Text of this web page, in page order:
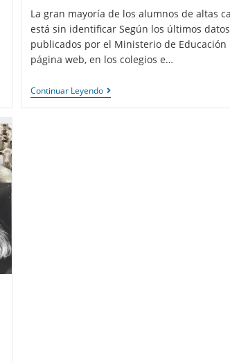
La gran mayoría de los alumnos de altas
está sin identificar Según los últimos datos
publicados por el Ministerio de Educación
página web, en los colegios e…
Continuar Leyendo